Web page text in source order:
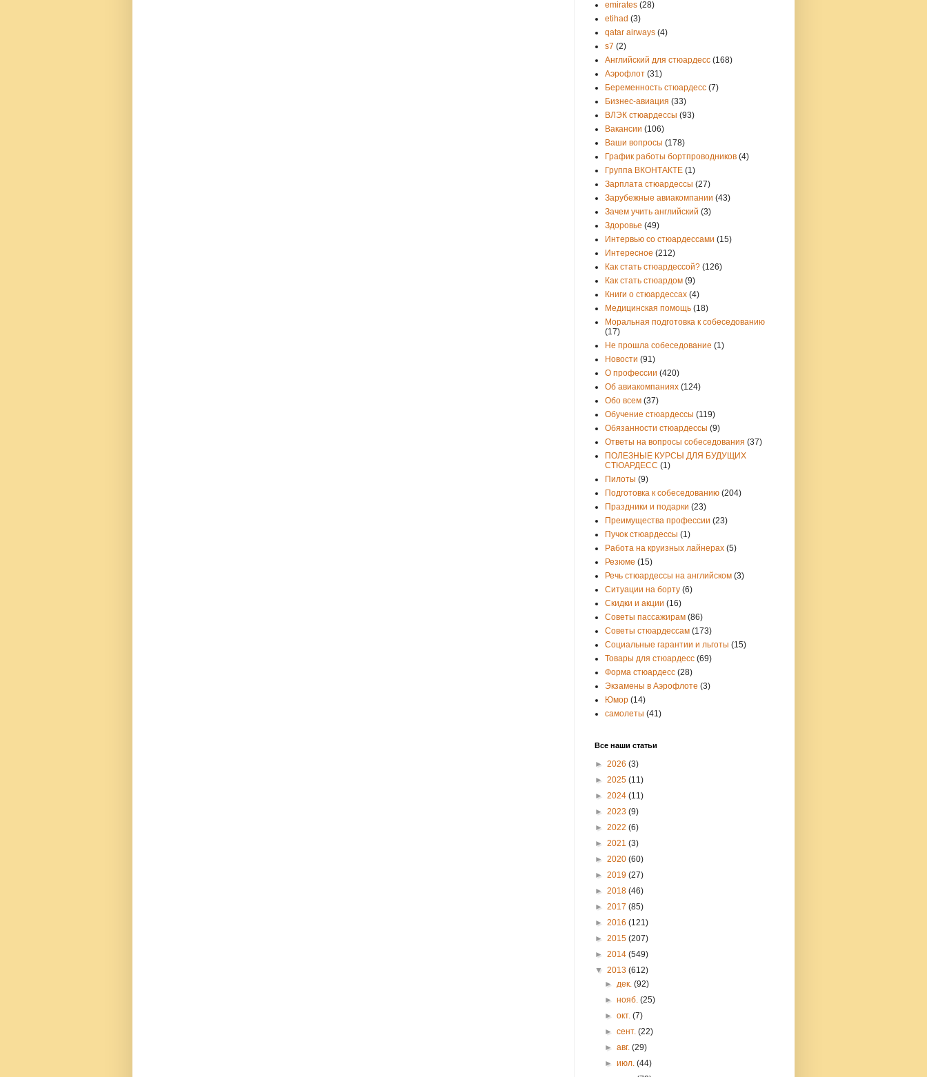
emirates (28)
etihad (3)
qatar airways (4)
s7 (2)
Английский для стюардесс (168)
Аэрофлот (31)
Беременность стюардесс (7)
Бизнес-авиация (33)
ВЛЭК стюардессы (93)
Вакансии (106)
Ваши вопросы (178)
График работы бортпроводников (4)
Группа ВКОНТАКТЕ (1)
Зарплата стюардессы (27)
Зарубежные авиакомпании (43)
Зачем учить английский (3)
Здоровье (49)
Интервью со стюардессами (15)
Интересное (212)
Как стать стюардессой? (126)
Как стать стюардом (9)
Книги о стюардессах (4)
Медицинская помощь (18)
Моральная подготовка к собеседованию
(17)
Не прошла собеседование (1)
Новости (91)
О профессии (420)
Об авиакомпаниях (124)
Обо всем (37)
Обучение стюардессы (119)
Обязанности стюардессы (9)
Ответы на вопросы собеседования (37)
ПОЛЕЗНЫЕ КУРСЫ ДЛЯ БУДУЩИХ
СТЮАРДЕСС (1)
Пилоты (9)
Подготовка к собеседованию (204)
Праздники и подарки (23)
Преимущества профессии (23)
Пучок стюардессы (1)
Работа на круизных лайнерах (5)
Резюме (15)
Речь стюардессы на английском (3)
Ситуации на борту (6)
Скидки и акции (16)
Советы пассажирам (86)
Советы стюардессам (173)
Социальные гарантии и льготы (15)
Товары для стюардесс (69)
Форма стюардесс (28)
Экзамены в Аэрофлоте (3)
Юмор (14)
самолеты (41)
Все наши статьи
► 2026 (3)
► 2025 (11)
► 2024 (11)
► 2023 (9)
► 2022 (6)
► 2021 (3)
► 2020 (60)
► 2019 (27)
► 2018 (46)
► 2017 (85)
► 2016 (121)
► 2015 (207)
► 2014 (549)
▼ 2013 (612)
►дек.(92)
►нояб.(25)
►окт.(7)
►сент.(22)
►авг.(29)
►июл.(44)